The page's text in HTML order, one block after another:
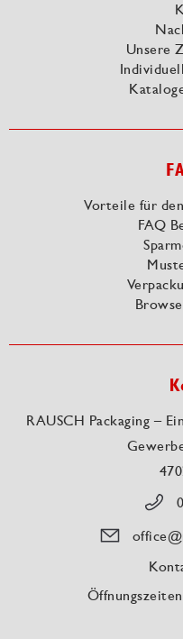
Unsere
Vorteile für
FAQ
RAUSCH Packaging –